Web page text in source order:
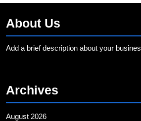
About Us
Add a brief description about your
Archives
August 2026